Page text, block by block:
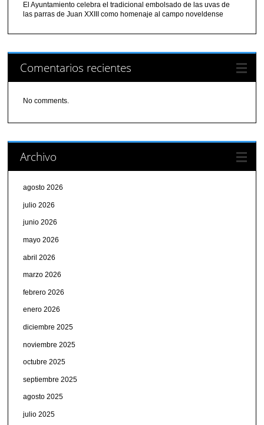
El Ayuntamiento celebra el tradicional embolsado de las uvas de
las parras de Juan XXIII como homenaje al campo noveldense
Comentarios recientes
No comments.
Archivo
agosto 2026
julio 2026
junio 2026
mayo 2026
abril 2026
marzo 2026
febrero 2026
enero 2026
diciembre 2025
noviembre 2025
octubre 2025
septiembre 2025
agosto 2025
julio 2025